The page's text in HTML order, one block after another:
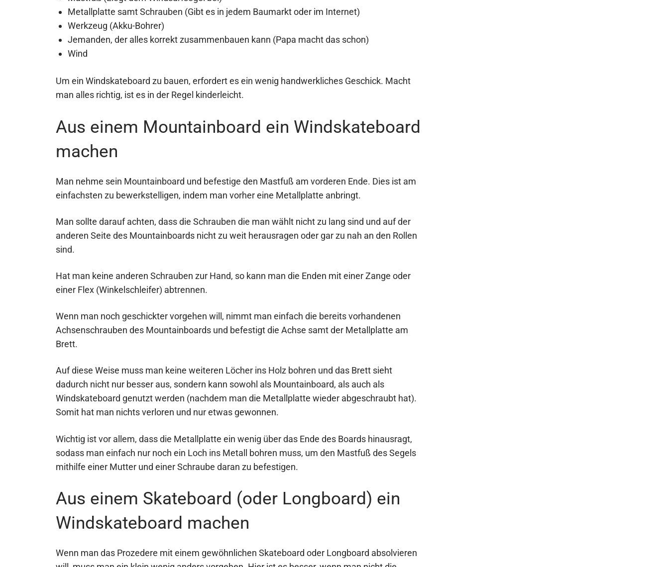
Metallplatte samt Schrauben (Gibt es in jedem Baumarkt oder im Internet)
Werkzeug (Akku-Bohrer)
Jemanden, der alles korrekt zusammenbauen kann (Papa macht das schon)
Wind
Um ein Windskateboard zu bauen, erfordert es ein wenig handwerkliches Geschick. Macht
man alles richtig, ist es in der Regel kinderleicht.
Aus einem Mountainboard ein Windskateboard
machen
Man nehme sein Mountainboard und befestige den Mastfuß am vorderen Ende. Dies ist am
einfachsten zu bewerkstelligen, indem man vorher eine Metallplatte anbringt.
Man sollte darauf achten, dass die Schrauben die man wählt nicht zu lang sind und auf der
anderen Seite des Mountainboards nicht zu weit herausragen oder gar zu nah an den Rollen
sind.
Hat man keine anderen Schrauben zur Hand, so kann man die Enden mit einer Zange oder
einer Flex (Winkelschleifer) abtrennen.
Wenn man noch geschickter vorgehen will, nimmt man einfach die bereits vorhandenen
Achsenschrauben des Mountainboards und befestigt die Achse samt der Metallplatte am
Brett.
Auf diese Weise muss man keine weiteren Löcher ins Holz bohren und das Brett sieht
dadurch nicht nur besser aus, sondern kann sowohl als Mountainboard, als auch als
Windskateboard genutzt werden (nachdem man die Metallplatte wieder abgeschraubt hat).
Somit hat man nichts verloren und nur etwas gewonnen.
Wichtig ist vor allem, dass die Metallplatte ein wenig über das Ende des Boards hinausragt,
sodass man einfach nur noch ein Loch ins Metall bohren muss, um den Mastfuß des Segels
mithilfe einer Mutter und einer Schraube daran zu befestigen.
Aus einem Skateboard (oder Longboard) ein
Windskateboard machen
Wenn man das Prozedere mit einem gewöhnlichen Skateboard oder Longboard absolvieren